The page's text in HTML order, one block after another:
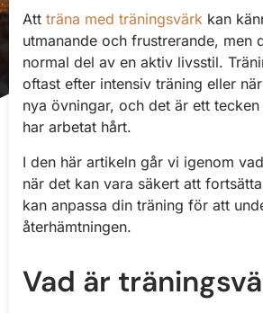
Att träna med träningsvärk kan
utmanande och frustrerande, men
normal del av en aktiv livsstil.
oftast efter intensiv träning eller
nya övningar, och det är ett
har arbetat hårt.
I den här artikeln går vi igenom
när det kan vara säkert att
kan anpassa din träning för att
återhämtningen.
Vad är